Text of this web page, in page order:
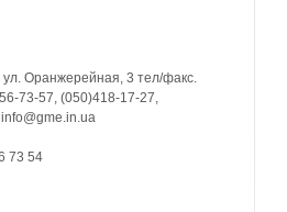
ул. Оранжерейная, 3 тел/факс.
73-57, (050)418-17-27,
73 54